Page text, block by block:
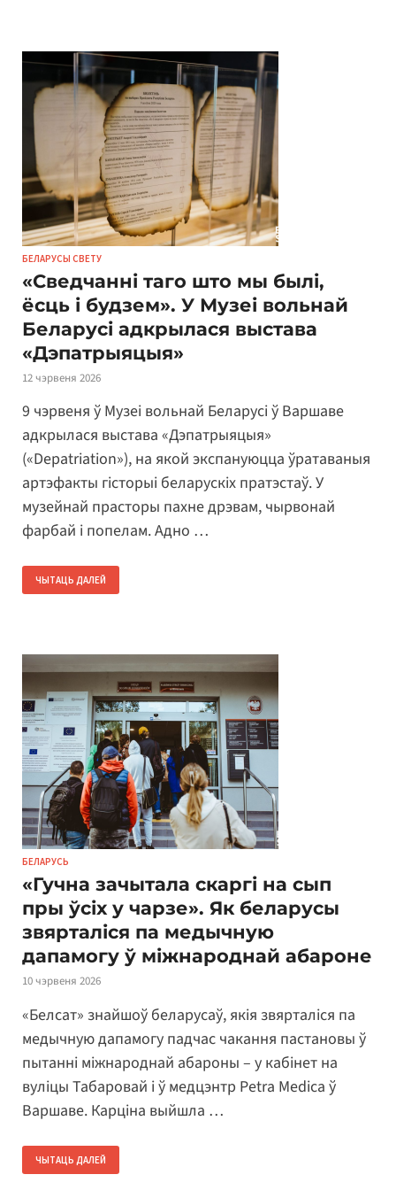
БЕЛАРУСЫ СВЕТУ
«Сведчанні таго што мы былі,
ёсць і будзем». У Музеі вольнай
Беларусі адкрылася выстава
«Дэпатрыяцыя»
12 чэрвеня 2026
9 чэрвеня ў Музеі вольнай Беларусі ў Варшаве
адкрылася выстава «Дэпатрыяцыя»
(«Depatriation»), на якой экспануюцца ўратаваныя
артэфакты гісторыі беларускіх пратэстаў. У
музейнай прасторы пахне дрэвам, чырвонай
фарбай і попелам. Адно …
ЧЫТАЦЬ ДАЛЕЙ
БЕЛАРУСЬ
«Гучна зачытала скаргі на сып
пры ўсіх у чарзе». Як беларусы
звярталіся па медычную
дапамогу ў міжнароднай абароне
10 чэрвеня 2026
«Белсат» знайшоў беларусаў, якія звярталіся па
медычную дапамогу падчас чакання пастановы ў
пытанні міжнароднай абароны – у кабінет на
вуліцы Табаровай і ў медцэнтр Petra Medica ў
Варшаве. Карціна выйшла …
ЧЫТАЦЬ ДАЛЕЙ